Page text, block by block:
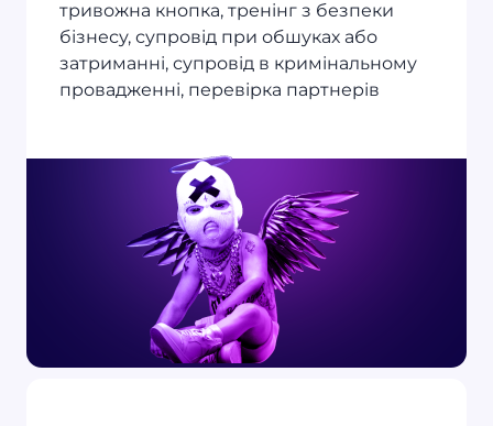
тривожна кнопка, тренінг з безпеки
бізнесу, супровід при обшуках або
затриманні, супровід в кримінальному
провадженні, перевірка партнерів